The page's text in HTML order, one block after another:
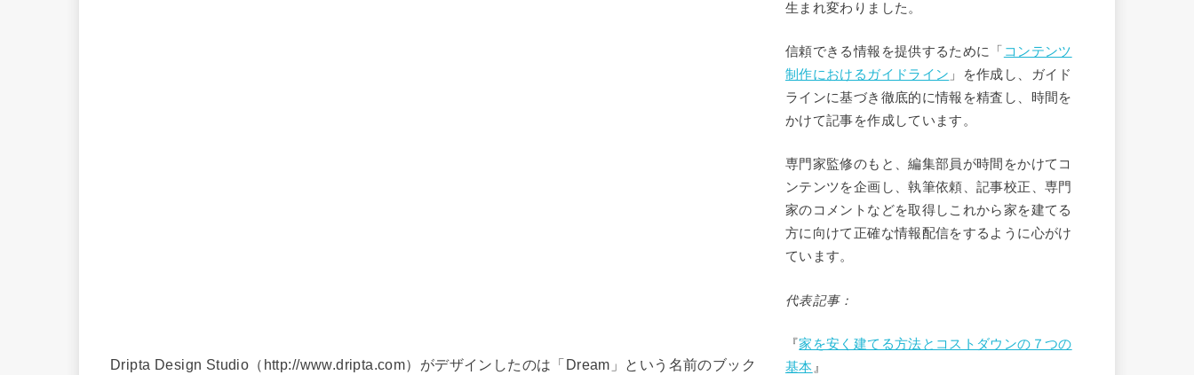
Dripta Design Studio（http://www.dripta.com）がデザインしたのは「Dream」という名前のブック
生まれ変わりました。
信頼できる情報を提供するために「 コンテンツ
制作におけるガイドライン 」を作成し、ガイド
ラインに基づき徹底的に情報を精査し、時間を
かけて記事を作成しています。
専門家監修のもと、編集部員が時間をかけてコ
ンテンツを企画し、執筆依頼、記事校正、専門
家のコメントなどを取得しこれから家を建てる
方に向けて正確な情報配信をするように心がけ
ています。
代表記事：
『家を安く建てる方法とコストダウンの７つの
基本 』